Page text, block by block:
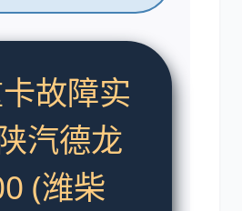
故障实
汽德龙
(潍柴